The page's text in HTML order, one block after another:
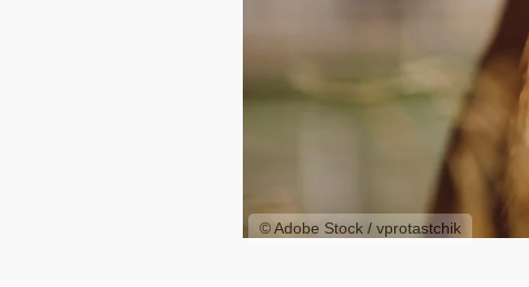
© Adobe Stock / vprotastchik